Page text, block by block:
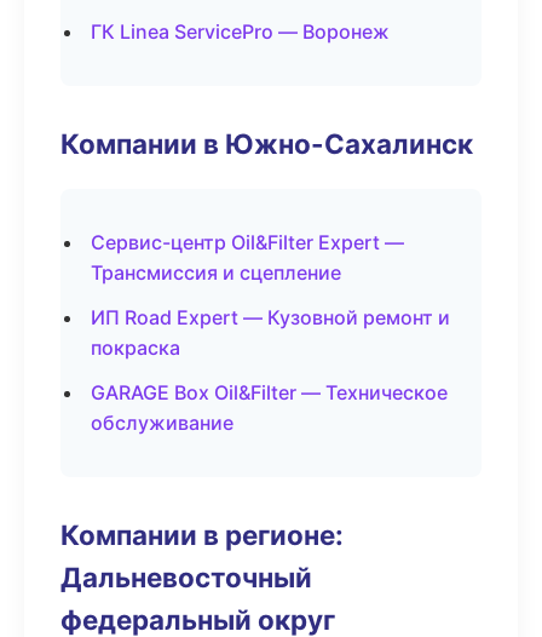
ГК Linea ServicePro — Воронеж
Компании в Южно-Сахалинск
Сервис-центр Oil&Filter Expert —
Трансмиссия и сцепление
ИП Road Expert — Кузовной ремонт и
покраска
GARAGE Box Oil&Filter — Техническое
обслуживание
Компании в регионе:
Дальневосточный
федеральный округ